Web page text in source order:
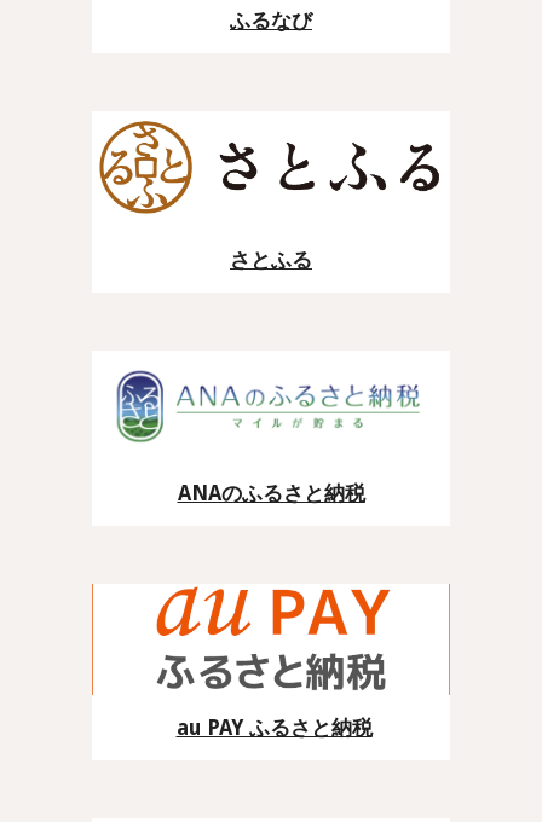
ふるなび
さとふる
ANAのふるさと納税
au PAY ふるさと納税